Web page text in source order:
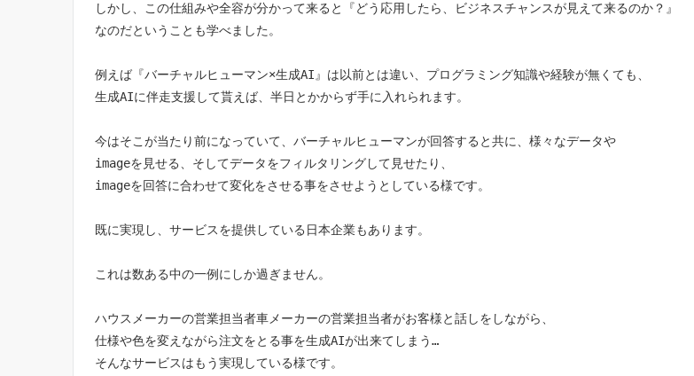
しかし、この仕組みや全容が分かって来ると『どう応用したら、ビジネスチャンスが見えて来るのか？』
なのだということも学べました。
例えば『バーチャルヒューマン×生成AI』は以前とは違い、プログラミング知識や経験が無くても、
生成AIに伴走支援して貰えば、半日とかからず手に入れられます。
今はそこが当たり前になっていて、バーチャルヒューマンが回答すると共に、様々なデータや
imageを見せる、そしてデータをフィルタリングして見せたり、
imageを回答に合わせて変化をさせる事をさせようとしている様です。
既に実現し、サービスを提供している日本企業もあります。
これは数ある中の一例にしか過ぎません。
ハウスメーカーの営業担当者車メーカーの営業担当者がお客様と話しをしながら、
仕様や色を変えながら注文をとる事を生成AIが出来てしまう…
そんなサービスはもう実現している様です。